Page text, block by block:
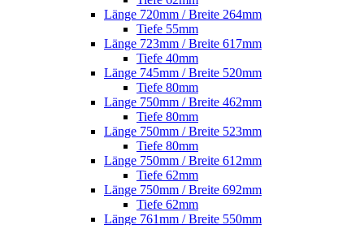
Länge 720mm / Breite 264mm
Tiefe 55mm
Länge 723mm / Breite 617mm
Tiefe 40mm
Länge 745mm / Breite 520mm
Tiefe 80mm
Länge 750mm / Breite 462mm
Tiefe 80mm
Länge 750mm / Breite 523mm
Tiefe 80mm
Länge 750mm / Breite 612mm
Tiefe 62mm
Länge 750mm / Breite 692mm
Tiefe 62mm
Länge 761mm / Breite 550mm